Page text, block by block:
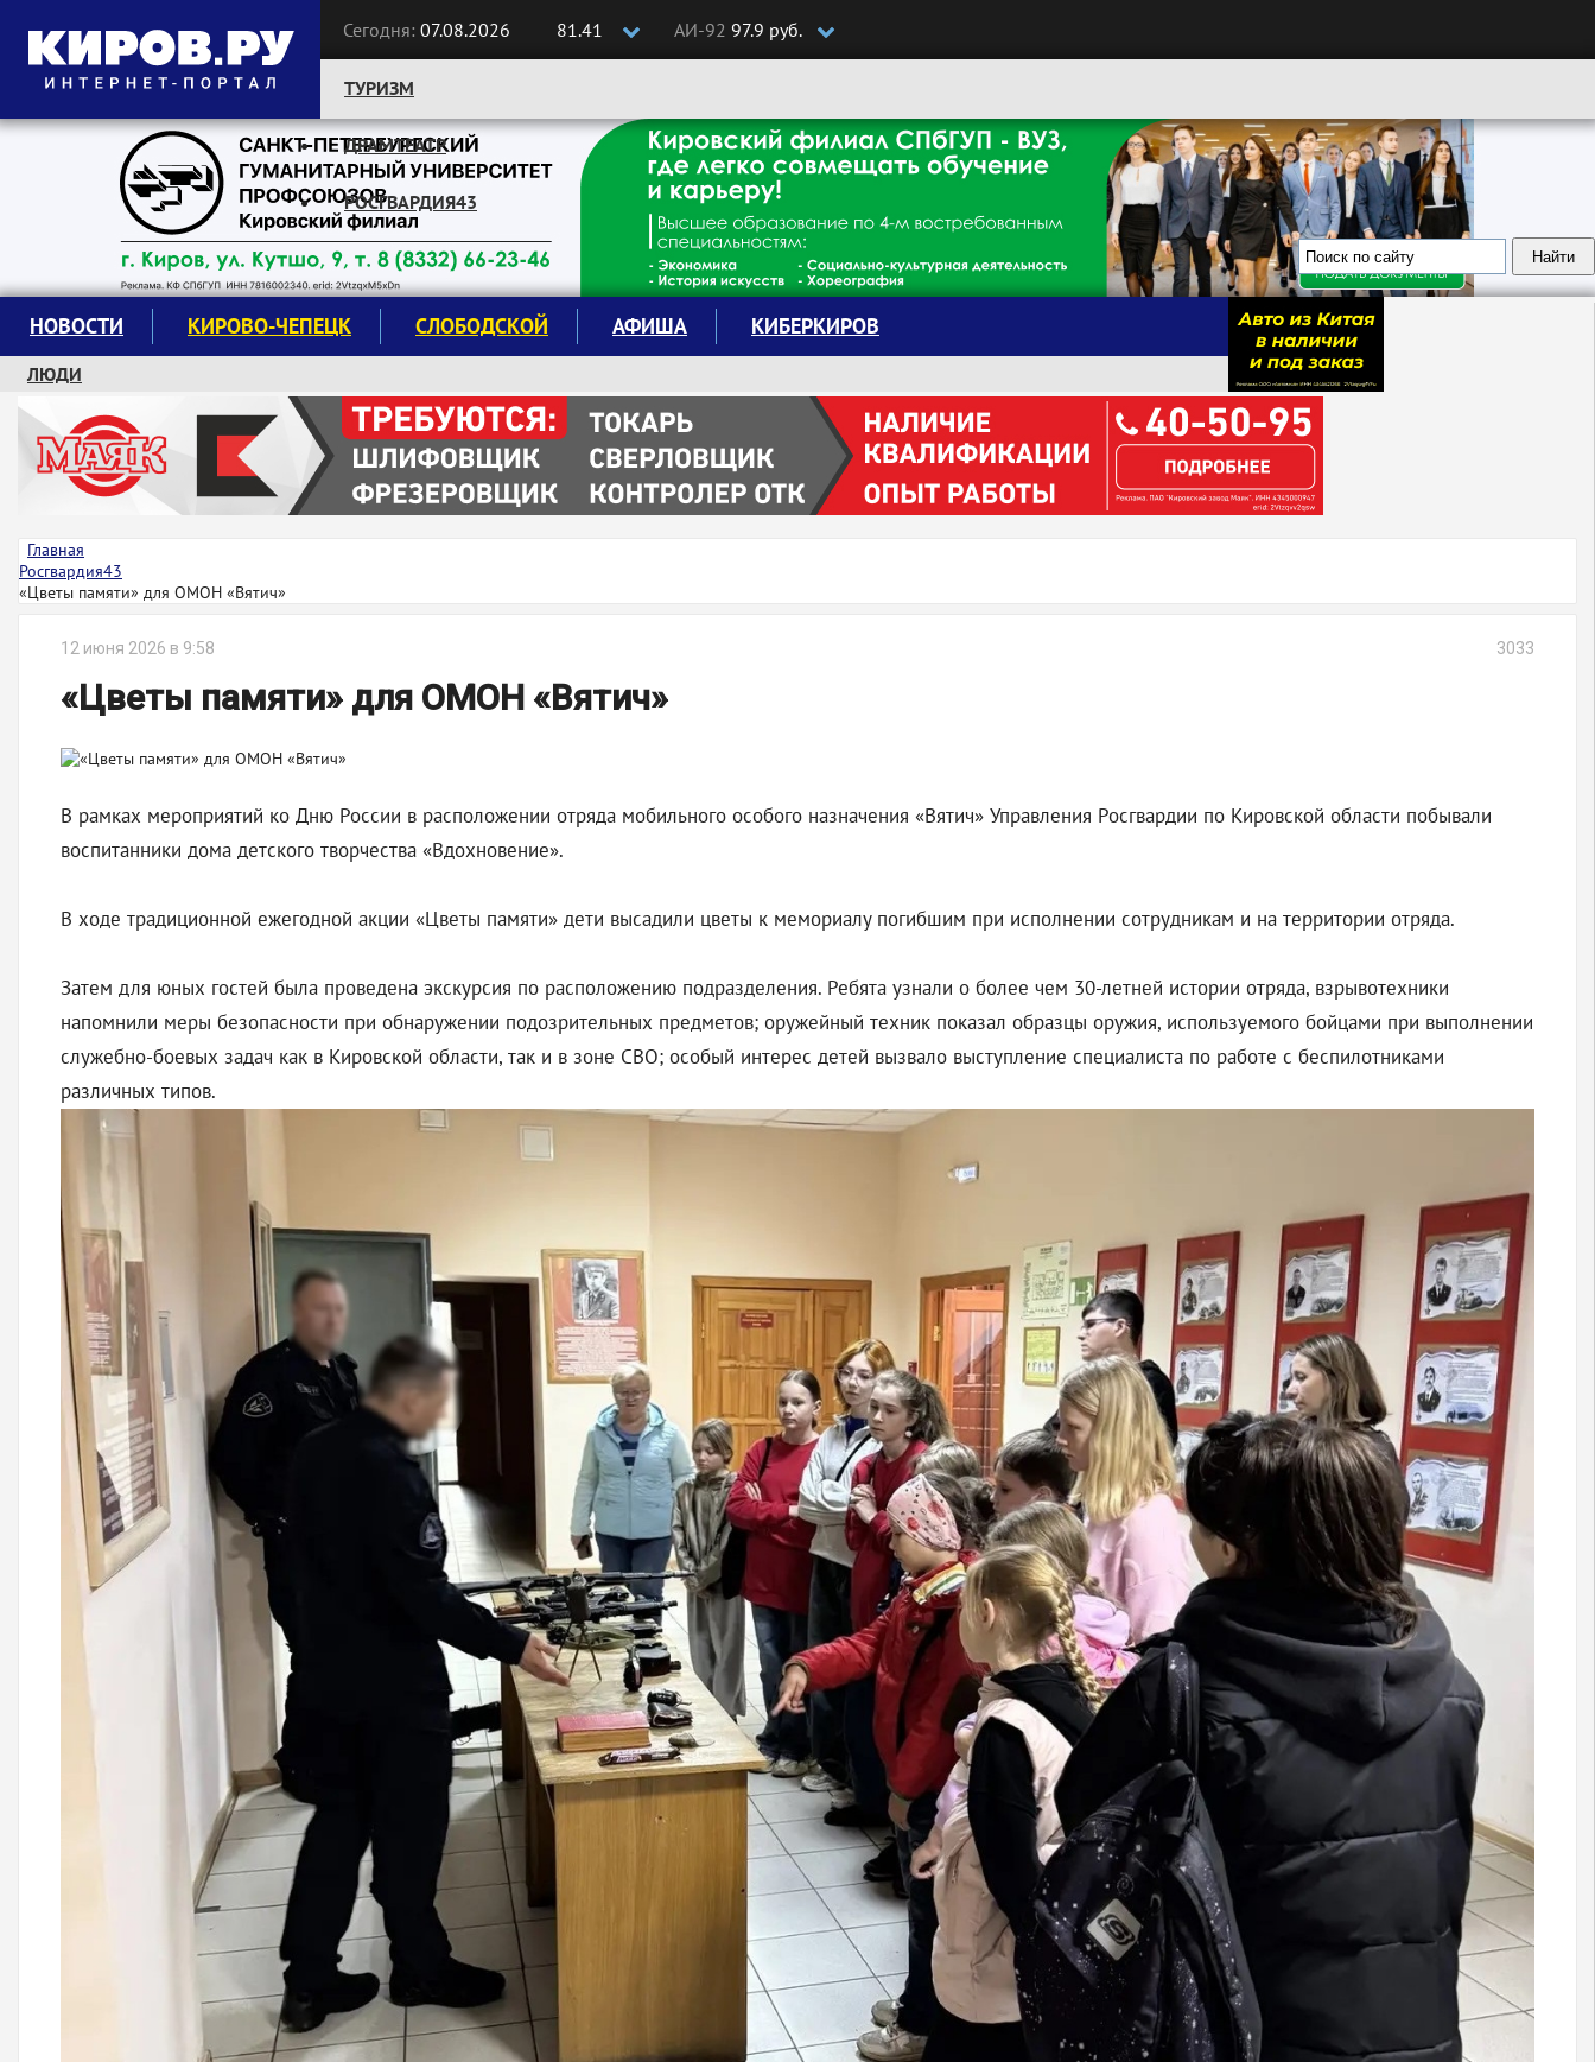
Сегодня: 07.08.2026 81.41 АИ-92 97.9 руб.
Следите за новостями:
ТУРИЗМ
ДРАМТЕАТР
РОСГВАРДИЯ43
НОВОСТИ КИРОВО-ЧЕПЕЦК СЛОБОДСКОЙ АФИША КИБЕРКИРОВ
ЛЮДИ
КРУЖКИ И СЕКЦИИ
ЗАВОДУ "МАЯК" 85 ЛЕТ
ЭКОЛОГИЯ
Главная
Росгвардия43
«Цветы памяти» для ОМОН «Вятич»
12 июня 2026 в 9:58 3033
«Цветы памяти» для ОМОН «Вятич»
В рамках мероприятий ко Дню России в расположении отряда мобильного особого назначения «Вятич» Управления Росгвардии по Кировской области побывали
воспитанники дома детского творчества «Вдохновение».
В ходе традиционной ежегодной акции «Цветы памяти» дети высадили цветы к мемориалу погибшим при исполнении сотрудникам и на территории отряда.
Затем для юных гостей была проведена экскурсия по расположению подразделения. Ребята узнали о более чем 30-летней истории отряда, взрывотехники
напомнили меры безопасности при обнаружении подозрительных предметов; оружейный техник показал образцы оружия, используемого бойцами при выполнении
служебно-боевых задач как в Кировской области, так и в зоне СВО; особый интерес детей вызвало выступление специалиста по работе с беспилотниками
различных типов.